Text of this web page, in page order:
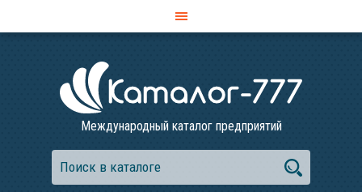
Международный каталог предприятий